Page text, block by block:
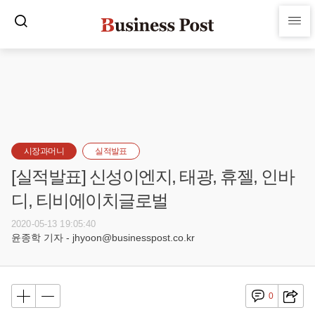
시장과머니 실적발표
[실적발표] 신성이엔지, 태광, 휴젤, 인바
디, 티비에이치글로벌
2020-05-13 19:05:40
윤종학 기자 - jhyoon@businesspost.co.kr
0